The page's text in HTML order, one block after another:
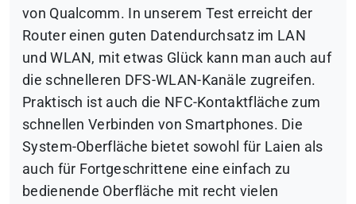
von Qualcomm. In unserem Test erreicht der
Router einen guten Datendurchsatz im LAN
und WLAN, mit etwas Glück kann man auch auf
die schnelleren DFS-WLAN-Kanäle zugreifen.
Praktisch ist auch die NFC-Kontaktfläche zum
schnellen Verbinden von Smartphones. Die
System-Oberfläche bietet sowohl für Laien als
auch für Fortgeschrittene eine einfach zu
bedienende Oberfläche mit recht vielen